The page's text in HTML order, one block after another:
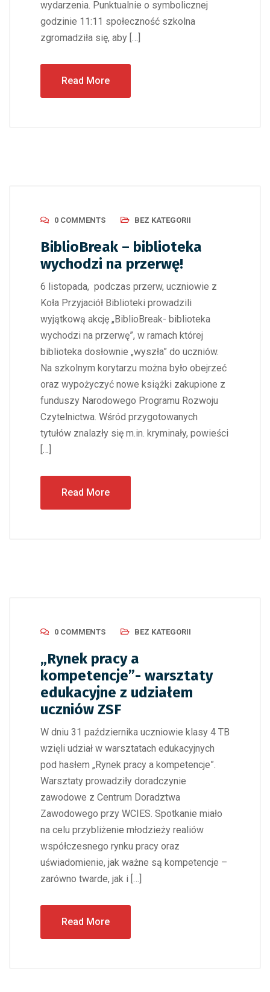
wydarzenia. Punktualnie o symbolicznej
godzinie 11:11 społeczność szkolna
zgromadziła się, aby […]
Read More
0 COMMENTS BEZ KATEGORII
BiblioBreak – biblioteka
wychodzi na przerwę!
6 listopada, podczas przerw, uczniowie z
Koła Przyjaciół Biblioteki prowadzili
wyjątkową akcję „BiblioBreak- biblioteka
wychodzi na przerwę”, w ramach której
biblioteka dosłownie „wyszła” do uczniów.
Na szkolnym korytarzu można było obejrzeć
oraz wypożyczyć nowe książki zakupione z
funduszy Narodowego Programu Rozwoju
Czytelnictwa. Wśród przygotowanych
tytułów znalazły się m.in. kryminały, powieści
[…]
Read More
0 COMMENTS BEZ KATEGORII
„Rynek pracy a
kompetencje”- warsztaty
edukacyjne z udziałem
uczniów ZSF
W dniu 31 października uczniowie klasy 4 TB
wzięli udział w warsztatach edukacyjnych
pod hasłem „Rynek pracy a kompetencje”.
Warsztaty prowadziły doradczynie
zawodowe z Centrum Doradztwa
Zawodowego przy WCIES. Spotkanie miało
na celu przybliżenie młodzieży realiów
współczesnego rynku pracy oraz
uświadomienie, jak ważne są kompetencje –
zarówno twarde, jak i […]
Read More